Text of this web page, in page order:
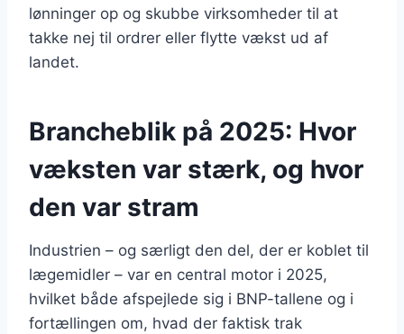
lønninger op og skubbe virksomheder til at
takke nej til ordrer eller flytte vækst ud af
landet.
Brancheblik på 2025: Hvor
væksten var stærk, og hvor
den var stram
Industrien – og særligt den del, der er koblet til
lægemidler – var en central motor i 2025,
hvilket både afspejlede sig i BNP-tallene og i
fortællingen om, hvad der faktisk trak